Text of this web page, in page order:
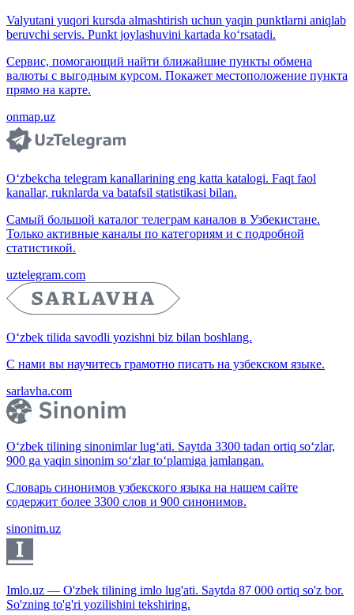
Valyutani yuqori kursda almashtirish uchun yaqin punktlarni aniqlab
beruvchi servis. Punkt joylashuvini kartada ko‘rsatadi.
Сервис, помогающий найти ближайшие пункты обмена
валюты с выгодным курсом. Покажет местоположение пункта
прямо на карте.
onmap.uz
O‘zbekcha telegram kanallarining eng katta katalogi. Faqt faol
kanallar, ruknlarda va batafsil statistikasi bilan.
Самый большой каталог телеграм каналов в Узбекистане.
Только активные каналы по категориям и с подробной
статистикой.
uztelegram.com
O‘zbek tilida savodli yozishni biz bilan boshlang.
С нами вы научитесь грамотно писать на узбекском языке.
sarlavha.com
O‘zbek tilining sinonimlar lug‘ati. Saytda 3300 tadan ortiq so‘zlar,
900 ga yaqin sinonim so‘zlar to‘plamiga jamlangan.
Словарь синонимов узбекского языка на нашем сайте
содержит более 3300 слов и 900 синонимов.
sinonim.uz
Imlo.uz — O'zbek tilining imlo lug'ati. Saytda 87 000 ortiq so'z bor.
So'zning to'g'ri yozilishini tekshiring.